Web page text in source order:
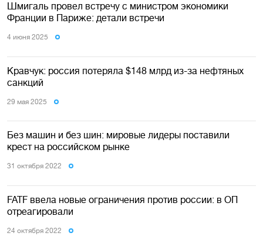
Шмигаль провел встречу с министром экономики
Франции в Париже: детали встречи
4 июня 2025
Кравчук: россия потеряла $148 млрд из-за нефтяных
санкций
29 мая 2025
Без машин и без шин: мировые лидеры поставили
крест на российском рынке
31 октября 2022
FATF ввела новые ограничения против россии: в ОП
отреагировали
24 октября 2022